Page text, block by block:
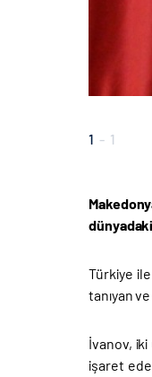
1 - 1
Türkiye ile
tanıyan
İvanov,
işaret